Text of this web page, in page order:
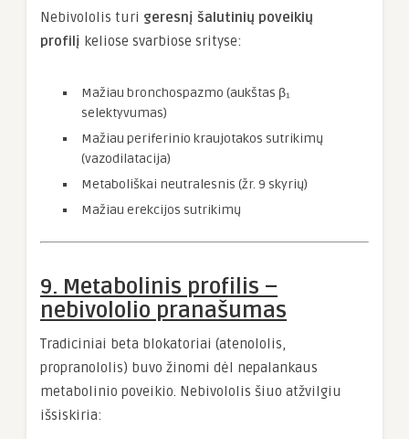
Nebivololis turi geresnį šalutinių poveikių
profilį keliose svarbiose srityse:
Mažiau bronchospazmo (aukštas β₁
selektyvumas)
Mažiau periferinio kraujotakos sutrikimų
(vazodilatacija)
Metaboliškai neutralesnis (žr. 9 skyrių)
Mažiau erekcijos sutrikimų
9. Metabolinis profilis –
nebivololio pranašumas
Tradiciniai beta blokatoriai (atenololis,
propranololis) buvo žinomi dėl nepalankaus
metabolinio poveikio. Nebivololis šiuo atžvilgiu
išsiskiria: